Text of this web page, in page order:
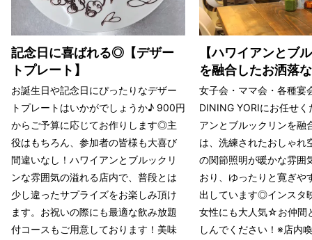
記念日に喜ばれる◎【デザー
トプレート】
お誕生日や記念日にぴったりなデザー
トプレートはいかがでしょうか♪ 900円
からご予算に応じてお作りします◎主
役はもちろん、参加者の皆様も大喜び
間違いなし！ハワイアンとブルックリ
ンな雰囲気の溢れる店内で、普段とは
少し違ったサプライズをお楽しみ頂け
ます。お祝いの際にも最適な飲み放題
付コースもご用意しております！美味
【ハワイアンとブ
を融合したお洒落
女子会・ママ会・各種宴
DINING YORIにお任せ
アンとブルックリンを融
は、洗練されたおしゃれ
の関節照明が暖かな雰囲
おり、ゆったりと寛ぎや
出しています◎インスタ
女性にも大人気☆お仲間
しんでください！※店内